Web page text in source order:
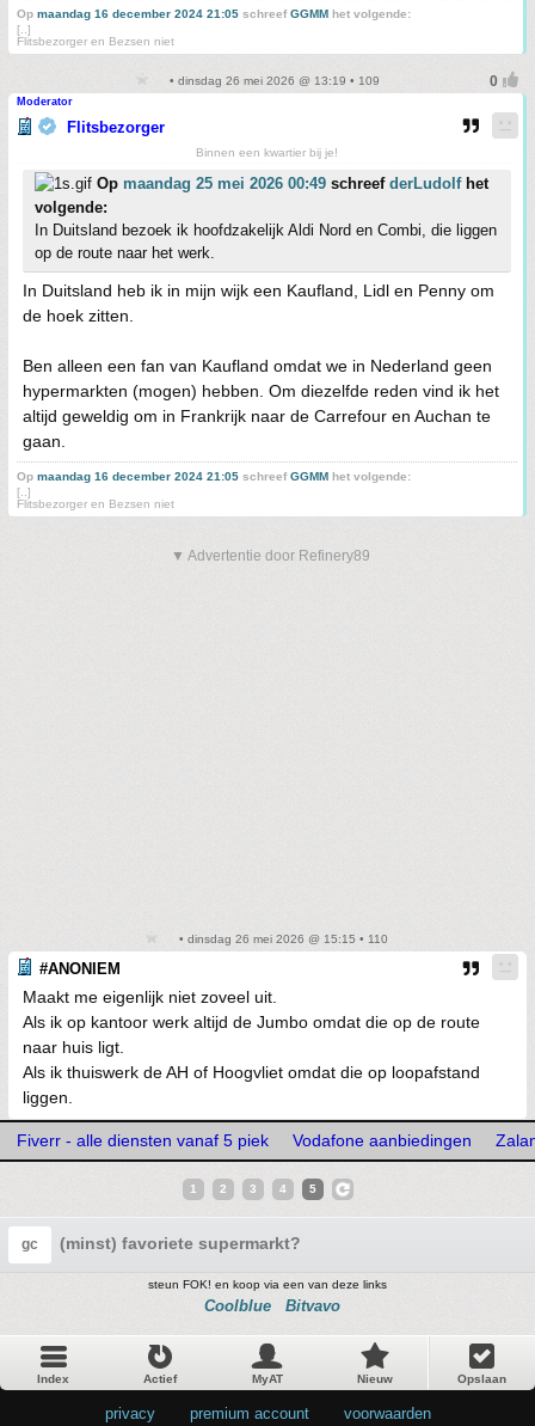
Op maandag 16 december 2024 21:05 schreefGGMM het volgende:
[..]
Flitsbezorger en Bezsen niet
• dinsdag 26 mei 2026 @ 13:19 • 109
Moderator
Flitsbezorger
Binnen een kwartier bij je!
Op maandag 25 mei 2026 00:49 schreef derLudolfhet
volgende:
In Duitsland bezoek ik hoofdzakelijk Aldi Nord en Combi, die liggen
op de route naar het werk.
In Duitsland heb ik in mijn wijk een Kaufland, Lidl en Penny om
de hoek zitten.
Ben alleen een fan van Kaufland omdat we in Nederland geen
hypermarkten (mogen) hebben. Om diezelfde reden vind ik het
altijd geweldig om in Frankrijk naar de Carrefour en Auchan te
gaan.
Op maandag 16 december 2024 21:05 schreefGGMM het volgende:
[..]
Flitsbezorger en Bezsen niet
▼ Advertentie door Refinery89
• dinsdag 26 mei 2026 @ 15:15 • 110
#ANONIEM
Maakt me eigenlijk niet zoveel uit.
Als ik op kantoor werk altijd de Jumbo omdat die op de route
naar huis ligt.
Als ik thuiswerk de AH of Hoogvliet omdat die op loopafstand
liggen.
Fiverr - alle diensten vanaf 5 piek Vodafone aanbiedingen
1 2 3 4 5
gc (minst) favoriete supermarkt?
steun FOK! en koop via een van deze links
Coolblue Bitvavo
Index Actief MyAT Nieuw Opslaan
privacy premium account voorwaarden